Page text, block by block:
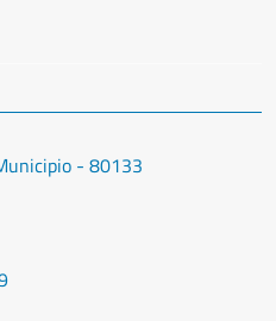
- 80133